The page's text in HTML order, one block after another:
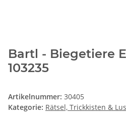
Bartl - Biegetiere
103235
Artikelnummer: 30405
Kategorie: Rätsel, Trickkisten &